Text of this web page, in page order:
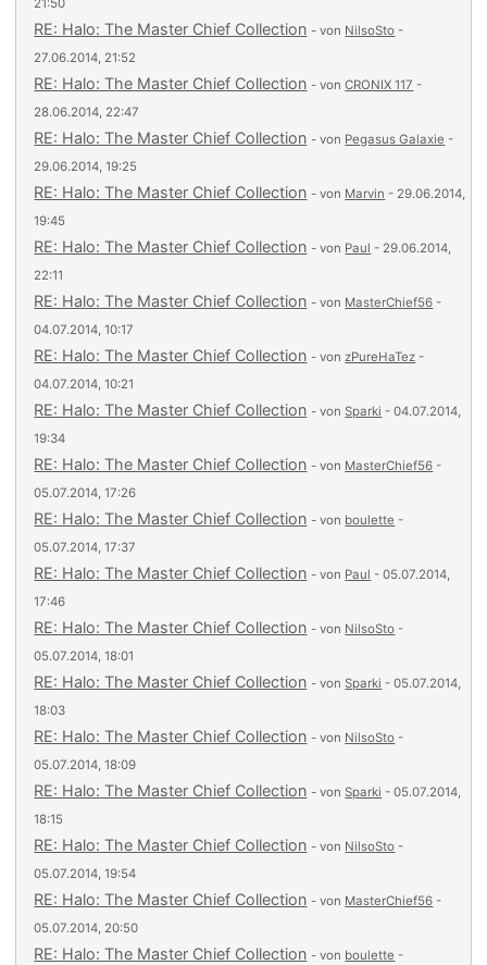
21:50
RE: Halo: The Master Chief Collection - von NilsoSto -
27.06.2014, 21:52
RE: Halo: The Master Chief Collection - vonCRONIX 117 -
28.06.2014, 22:47
RE: Halo: The Master Chief Collection - von Pegasus Galaxie -
29.06.2014, 19:25
RE: Halo: The Master Chief Collection - von Marvin - 29.06.2014,
19:45
RE: Halo: The Master Chief Collection - von Paul - 29.06.2014,
22:11
RE: Halo: The Master Chief Collection - von MasterChief56 -
04.07.2014, 10:17
RE: Halo: The Master Chief Collection - vonzPureHaTez -
04.07.2014, 10:21
RE: Halo: The Master Chief Collection - vonSparki - 04.07.2014,
19:34
RE: Halo: The Master Chief Collection - von MasterChief56 -
05.07.2014, 17:26
RE: Halo: The Master Chief Collection - von boulette -
05.07.2014, 17:37
RE: Halo: The Master Chief Collection - von Paul - 05.07.2014,
17:46
RE: Halo: The Master Chief Collection - von NilsoSto -
05.07.2014, 18:01
RE: Halo: The Master Chief Collection - vonSparki - 05.07.2014,
18:03
RE: Halo: The Master Chief Collection - von NilsoSto -
05.07.2014, 18:09
RE: Halo: The Master Chief Collection - vonSparki - 05.07.2014,
18:15
RE: Halo: The Master Chief Collection - von NilsoSto -
05.07.2014, 19:54
RE: Halo: The Master Chief Collection - von MasterChief56 -
05.07.2014, 20:50
RE: Halo: The Master Chief Collection - von boulette -